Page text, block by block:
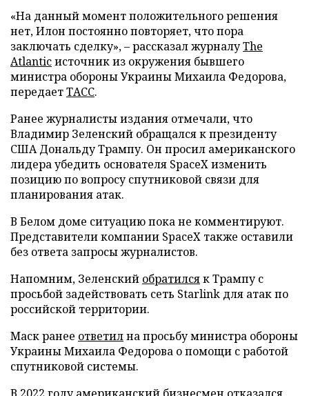
«На данный момент положительного решения
нет, Илон постоянно повторяет, что пора
заключать сделку», – рассказал журналуThe
Atlanticисточник из окружения бывшего
министра обороны Украины Михаила Федорова,
передаетТАСС.
Ранее журналисты издания отмечали, что
Владимир Зеленский обращался к президенту
США Дональду Трампу. Он просил американского
лидера убедить основателя SpaceX изменить
позицию по вопросу спутниковой связи для
планирования атак.
В Белом доме ситуацию пока не комментируют.
Представители компании SpaceX также оставили
без ответа запросы журналистов.
Напомним, Зеленский обратилсяк Трампу с
просьбой задействовать сеть Starlink для атак по
российской территории.
Маск ранее ответилна просьбу министра обороны
Украины Михаила Федорова о помощи с работой
спутниковой системы.